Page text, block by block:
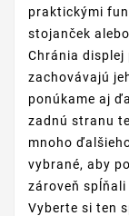
praktickými
stojanček
Chránia displej
zachovávajú
ponúkame aj
zadnú stranu
mnoho
vybrané, aby
zároveň
Vyberte si ten